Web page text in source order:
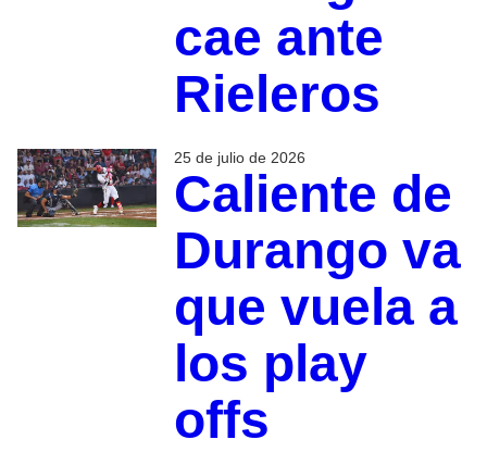
cae ante
Rieleros
25 de julio de 2026
Caliente de
Durango va
que vuela a
los play
offs